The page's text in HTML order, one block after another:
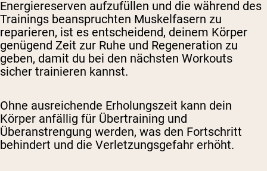
Energiereserven aufzufüllen und die während des
Trainings beanspruchten Muskelfasern zu
reparieren, ist es entscheidend, deinem Körper
genügend Zeit zur Ruhe und Regeneration zu
geben, damit du bei den nächsten Workouts
sicher trainieren kannst.
Ohne ausreichende Erholungszeit kann dein
Körper anfällig für Übertraining und
Überanstrengung werden, was den Fortschritt
behindert und die Verletzungsgefahr erhöht.